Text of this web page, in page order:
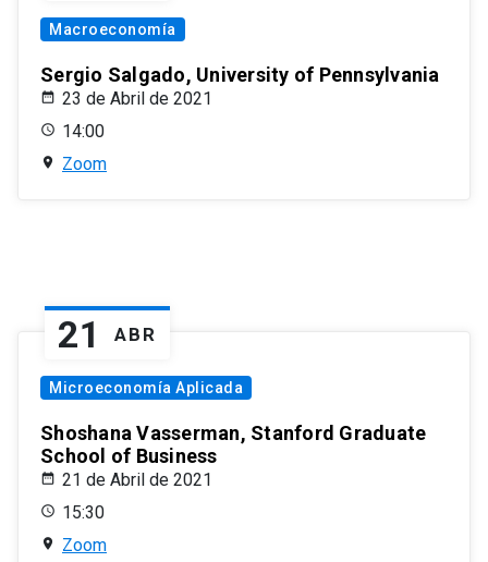
Macroeconomía
Sergio Salgado, University of Pennsylvania
23 de Abril de 2021
14:00
Zoom
21 ABR
Microeconomía Aplicada
Shoshana Vasserman, Stanford Graduate
School of Business
21 de Abril de 2021
15:30
Zoom